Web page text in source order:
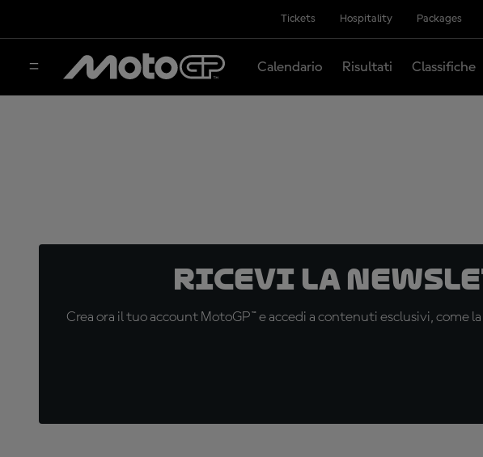
Tickets Hospitality Packages
Calendario Risultati Classifiche
Ricevi la
Crea ora il tuo account MotoGP™ e accedi a contenuti esclusivi,